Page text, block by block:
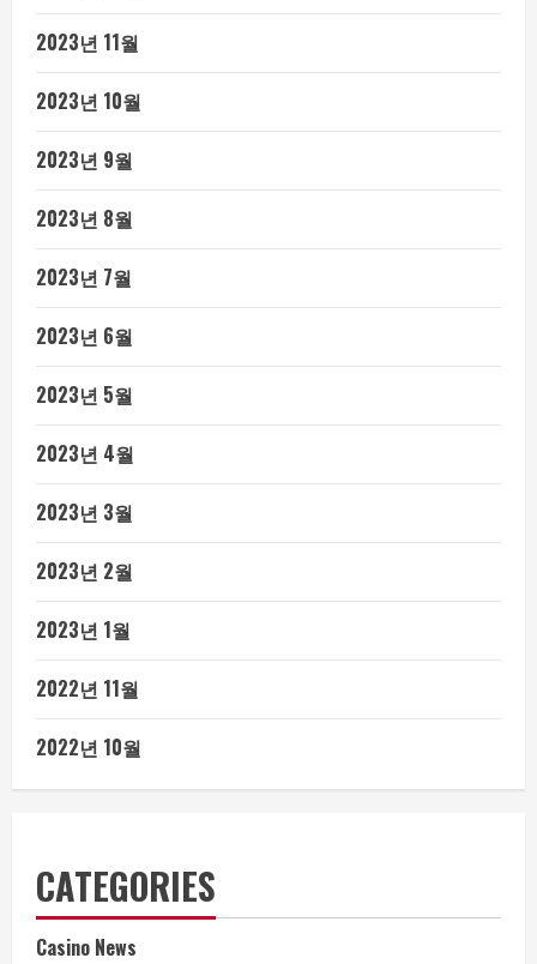
2023년 11월
2023년 10월
2023년 9월
2023년 8월
2023년 7월
2023년 6월
2023년 5월
2023년 4월
2023년 3월
2023년 2월
2023년 1월
2022년 11월
2022년 10월
CATEGORIES
Casino News